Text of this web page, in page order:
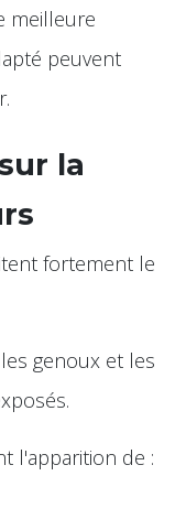
meilleure
peuvent
la
fortement le
genoux et les
l'apparition de :